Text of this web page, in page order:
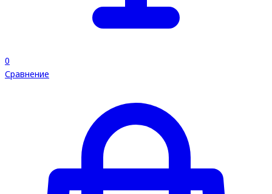
0
Сравнение